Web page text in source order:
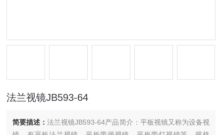
法兰视镜JB593-64
简要描述：法兰视镜JB593-64产品简介：平板视镜又称为设备视